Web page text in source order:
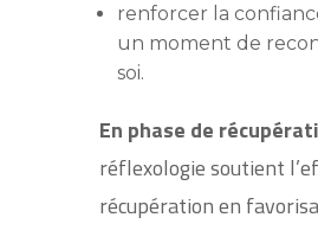
renforcer la
un moment de
soi.
En phase de
réflexologie soutient
récupération en